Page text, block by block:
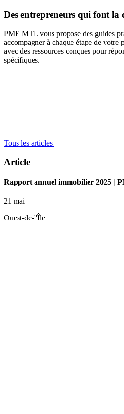
Des entrepreneurs qui font la
PME MTL vous propose des guides
accompagner à chaque étape de votre
avec des ressources conçues pour
spécifiques.
Tous les articles
Article
Rapport annuel immobilier 2025 |
21 mai
Ouest-de-l'Île